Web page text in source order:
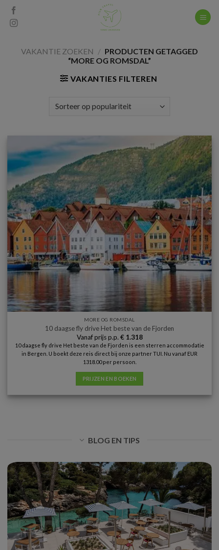
Skip
content
VAKANTIE ZOEKEN / PRODUCTEN GETAGGED
“MORE OG ROMSDAL”
VAKANTIES FILTEREN
MORE OG ROMSDAL
10 daagse fly drive Het beste van de Fjorden
Vanaf prijs p.p. €1.318
10 daagse fly drive Het beste van de Fjorden is een sterren accommodatie
in Bergen. U boekt deze reis direct bij onze partner TUI. Nu vanaf EUR
1318.00 per persoon.
PRIJZEN EN BOEKEN
BLOG EN TIPS